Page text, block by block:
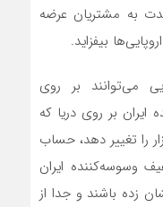
به مشتریان عرضه
بیفزاید.
می‌‌‌توانند بر روی
بر روی دریا که
را تغییر دهد، حساب
وسوسه‌کننده ایران
زده باشند و جدا از